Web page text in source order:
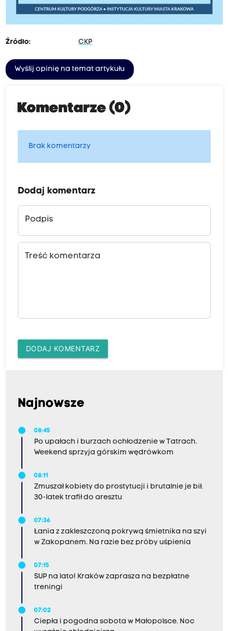
Źródło: CKP
Wyślij opinię na temat artykułu
Komentarze (0)
Brak komentarzy
Dodaj komentarz
Podpis
Treść komentarza
DODAJ KOMENTARZ
Najnowsze
08:45
Po upałach i burzach ochłodzenie w Tatrach.
Weekend sprzyja górskim wędrówkom
08:11
Zmuszał kobiety do prostytucji i brutalnie je bił.
30-latek trafił do aresztu
07:36
Łania z zakleszczoną pokrywą śmietnika na szyi
w Zakopanem. Na razie bez próby uśpienia
07:15
SUP na lato! Kraków zaprasza na bezpłatne
treningi
07:02
Ciepła i pogodna sobota w Małopolsce. Noc